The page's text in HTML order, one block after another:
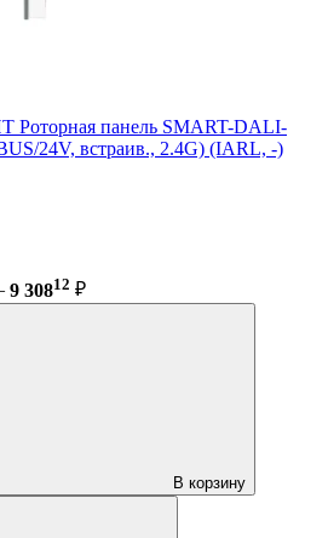
Роторная панель SMART-DALI-
24V, встраив., 2.4G) (IARL, -)
9 30812 ₽
В корзину